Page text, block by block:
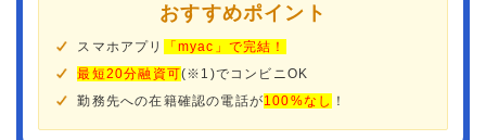
おすすめポイント
スマホアプリ
「myac」で完結！
最短20分融資可(※1)でコンビニOK
勤務先への在籍確認の電話が100%なし ！